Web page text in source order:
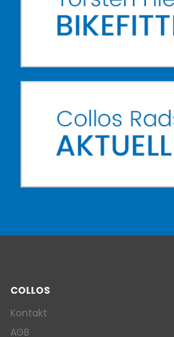
COLLOS
Kontakt
AGB